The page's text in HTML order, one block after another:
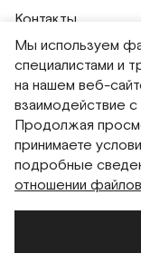
Контакты
Публичная оферта
Политика
Политика
Согласие на
Согласие на
Система
Мы используем
специалистами и
на нашем веб-
взаимодействие
Продолжая
принимаете
подробные
отношении